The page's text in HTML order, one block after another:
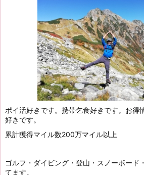
ポイ活好きです。携帯乞食好きです。お得
好きです。
累計獲得マイル数200万マイル以上
ゴルフ・ダイビング・登山・スノーボード
てます。